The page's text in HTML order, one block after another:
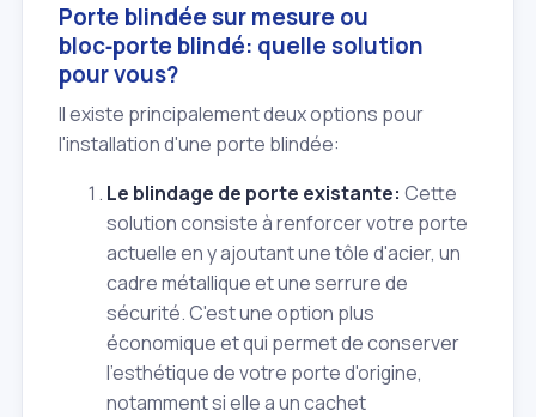
Porte blindée sur mesure ou
bloc‑porte blindé: quelle solution
pour vous?
Il existe principalement deux options pour
l'installation d'une porte blindée:
Le blindage de porte existante: Cette
solution consiste à renforcer votre porte
actuelle en y ajoutant une tôle d'acier, un
cadre métallique et une serrure de
sécurité. C'est une option plus
économique et qui permet de conserver
l'esthétique de votre porte d'origine,
notamment si elle a un cachet